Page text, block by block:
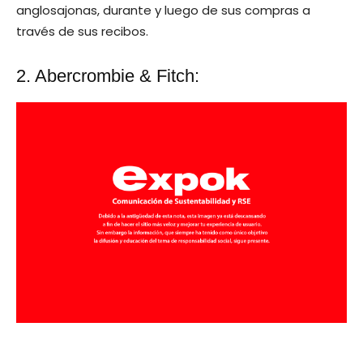
anglosajonas, durante y luego de sus compras a
través de sus recibos.
2. Abercrombie & Fitch: